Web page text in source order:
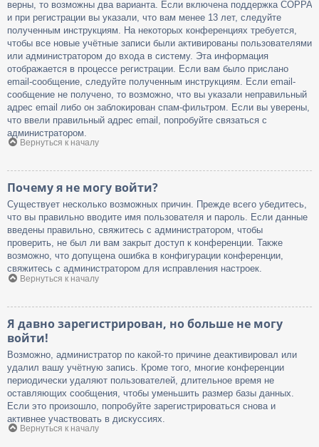
верны, то возможны два варианта. Если включена поддержка COPPA
и при регистрации вы указали, что вам менее 13 лет, следуйте
полученным инструкциям. На некоторых конференциях требуется,
чтобы все новые учётные записи были активированы пользователями
или администратором до входа в систему. Эта информация
отображается в процессе регистрации. Если вам было прислано
email-сообщение, следуйте полученным инструкциям. Если email-
сообщение не получено, то возможно, что вы указали неправильный
адрес email либо он заблокирован спам-фильтром. Если вы уверены,
что ввели правильный адрес email, попробуйте связаться с
администратором.
Вернуться к началу
Почему я не могу войти?
Существует несколько возможных причин. Прежде всего убедитесь,
что вы правильно вводите имя пользователя и пароль. Если данные
введены правильно, свяжитесь с администратором, чтобы
проверить, не был ли вам закрыт доступ к конференции. Также
возможно, что допущена ошибка в конфигурации конференции,
свяжитесь с администратором для исправления настроек.
Вернуться к началу
Я давно зарегистрирован, но больше не могу
войти!
Возможно, администратор по какой-то причине деактивировал или
удалил вашу учётную запись. Кроме того, многие конференции
периодически удаляют пользователей, длительное время не
оставляющих сообщения, чтобы уменьшить размер базы данных.
Если это произошло, попробуйте зарегистрироваться снова и
активнее участвовать в дискуссиях.
Вернуться к началу